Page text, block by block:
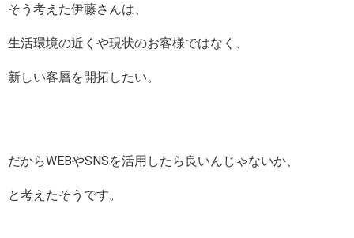
そう考えた伊藤さんは、
生活環境の近くや現状のお客様ではなく、
新しい客層を開拓したい。
だからWEBやSNSを活用したら良いんじゃないか、
と考えたそうです。